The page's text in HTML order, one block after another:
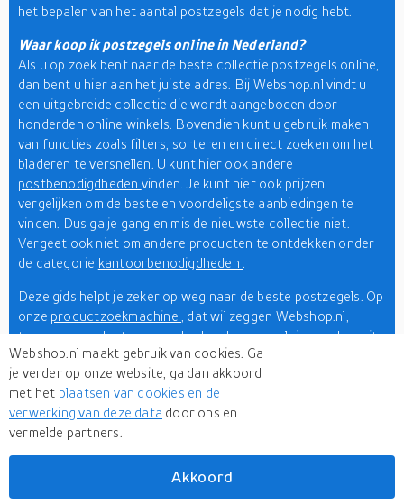
het bepalen van het aantal postzegels dat je nodig hebt.
Waar koop ik postzegels online in Nederland?
Als u op zoek bent naar de beste collectie postzegels online,
dan bent u hier aan het juiste adres. Bij Webshop.nl vindt u
een uitgebreide collectie die wordt aangeboden door
honderden online winkels. Bovendien kunt u gebruik maken
van functies zoals filters, sorteren en direct zoeken om het
bladeren te versnellen. U kunt hier ook andere
postbenodigdheden vinden. Je kunt hier ook prijzen
vergelijken om de beste en voordeligste aanbiedingen te
vinden. Dus ga je gang en mis de nieuwste collectie niet.
Vergeet ook niet om andere producten te ontdekken onder
de categorie kantoorbenodigdheden
Deze gids helpt je zeker op weg naar de beste postzegels. Op
onze productzoekmachine
, dat wil zeggen Webshop.nl,
tonen we producten aangeboden door populaire merken uit
de industrie. Als de opties u te veel lijken, kunt u ze beperken
met behulp van filters en direct zoeken. Wacht dus niet te
lang en pak de gewenste producten voordat u lopende
aanbiedingen mist! Het is belangrijk om aandacht te
besteden aan de postzegel die je gebruikt om last-minute
tegenvallers op het postkantoor te voorkomen. Dus, ga je
Webshop.nl maakt gebruik van cookies. Ga
je verder op onze website, ga dan akkoord
met het plaatsen van cookies en de
verwerking van deze data door ons en
vermelde partners.
Akkoord